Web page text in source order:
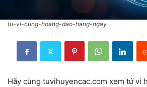
tu-vi-cung-hoang-dao-hang-ngay
Hãy cùng tuvihuyencac.com xem tử vi